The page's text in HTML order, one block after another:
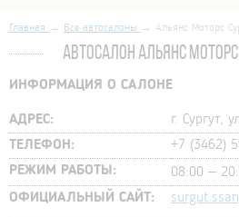
Главная Все автосалоны Альянс Моторс
АВТОСАЛОН АЛЬЯНС
ИНФОРМАЦИЯ О САЛОНЕ
АДРЕС:
г. Сургут,
ТЕЛЕФОН:
+7 (3462)
РЕЖИМ РАБОТЫ:
08:00 –
ОФИЦИАЛЬНЫЙ САЙТ: